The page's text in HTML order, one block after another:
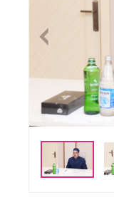
Previous